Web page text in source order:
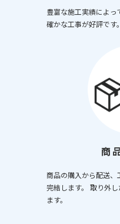
豊富な施工実績によっ
確かな工事が好評です。
商
商品の購入から配送、
完結します。 取り外
ます。